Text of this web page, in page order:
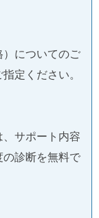
についてのご
定ください。
サポート内容
診断を無料で